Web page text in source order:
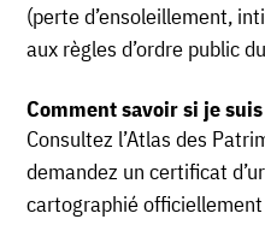
(perte d’ensoleillement,
aux règles d’ordre public
Comment savoir si je suis
Consultez l’Atlas des
demandez un certificat
cartographié